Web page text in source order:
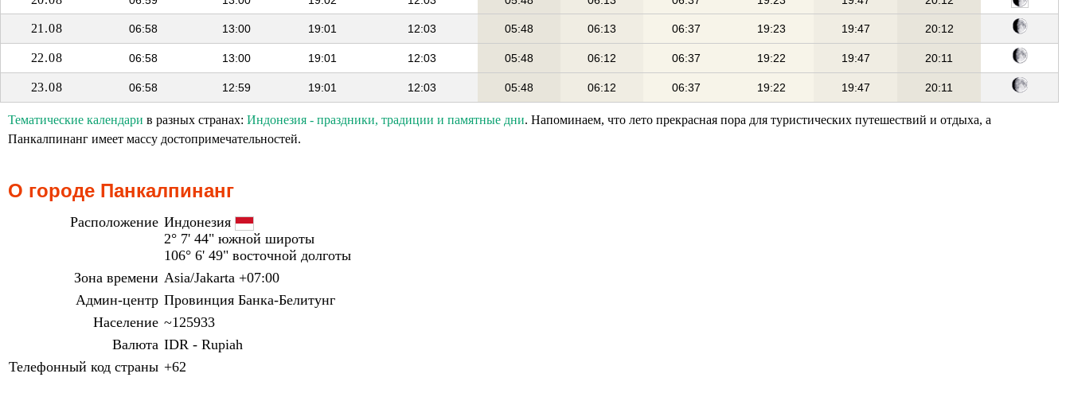
21.08 06:58 13:00 19:01 12:03 05:48 06:13 06:37 19:23 19:47 20:12
22.08 06:58 13:00 19:01 12:03 05:48 06:12 06:37 19:22 19:47 20:11
23.08 06:58 12:59 19:01 12:03 05:48 06:12 06:37 19:22 19:47 20:11
Тематические календари в разных странах: Индонезия - праздники, традиции и памятные дни. Напоминаем, что лето прекрасная пора для туристических путешествий и отдыха, а
Панкалпинанг имеет массу достопримечательностей.
О городе Панкалпинанг
Расположение Индонезия
2° 7' 44" южной широты
106° 6' 49" восточной долготы
Зона времени Asia/Jakarta +07:00
Админ-центр Провинция Банка-Белитунг
Население ~125933
Валюта IDR - Rupiah
Телефонный код страны +62